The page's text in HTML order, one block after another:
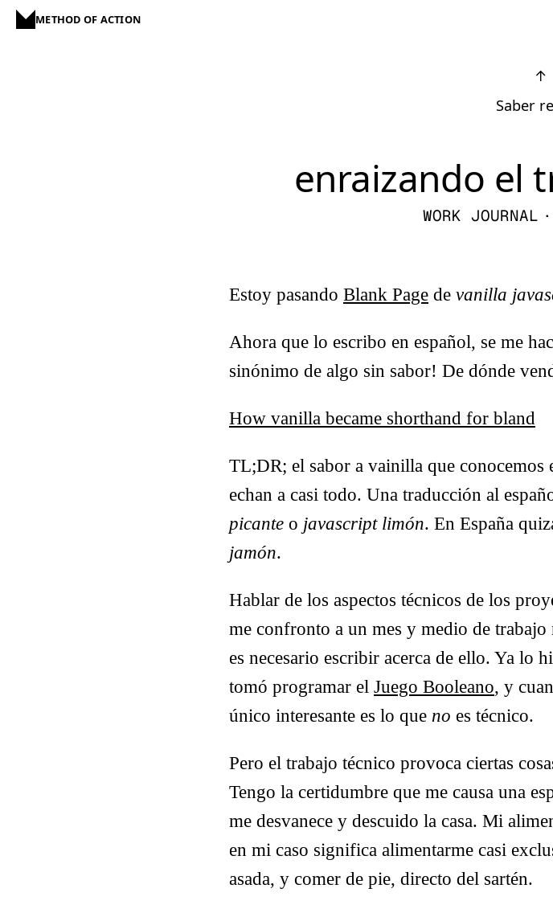
METHOD OF ACTION
↑
Saber
enraizando el
WORK JOURNAL
Estoy pasando Blank Page de vanilla
Ahora que lo escribo en español, se me
sinónimo de algo sin sabor! De dónde
How vanilla became shorthand for bland
TL;DR; el sabor a vainilla que conocemos
echan a casi todo. Una traducción al
picante o javascript limón. En España
jamón.
Hablar de los aspectos técnicos de los
me confronto a un mes y medio de
es necesario escribir acerca de ello. Ya lo
tomó programar el Juego Booleano, y
único interesante es lo que no es técnico.
Pero el trabajo técnico provoca ciertas
Tengo la certidumbre que me causa una
me desvanece y descuido la casa. Mi
en mi caso significa alimentarme casi
asada, y comer de pie, directo del sartén.